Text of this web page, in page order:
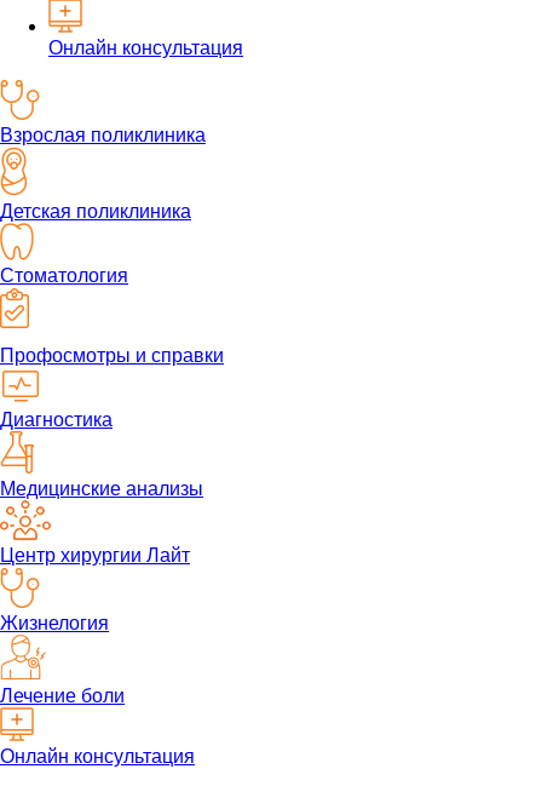
Онлайн консультация
Взрослая поликлиника
Детская поликлиника
Стоматология
Профосмотры и справки
Диагностика
Медицинские анализы
Центр хирургии Лайт
Жизнелогия
Лечение боли
Онлайн консультация